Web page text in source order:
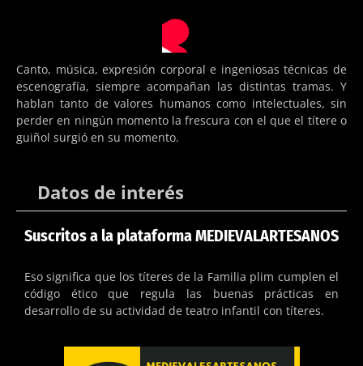
Canto, música, expresión corporal e ingeniosas técnicas de
escenografía, siempre acompañan las distintas tramas. Y
hablan tanto de valores humanos como intelectuales, sin
perder en ningún momento la frescura con el que el títere o
guiñol surgió en su momento.
Datos de interés
Suscritos a la plataforma MEDIEVALARTESANOS
Eso significa que los títeres de la Familia plim cumplen el
código ético que regula las buenas prácticas en
desarrollo de su actividad de teatro infantil con títeres.